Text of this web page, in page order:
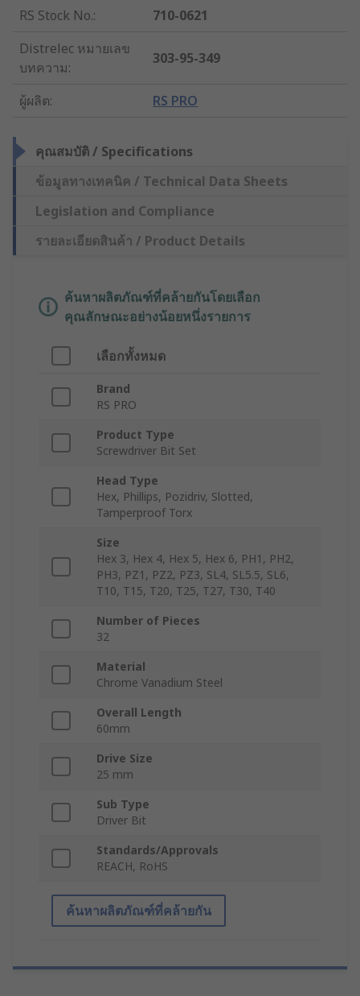
RS Stock No.:
710-0621
Distrelec หมายเลข
บทความ:
303-95-349
ผู้ผลิต: RS PRO
คุณสมบัติ / Specifications
ข้อมูลทางเทคนิค / Technical Data Sheets
Legislation and Compliance
รายละเอียดสินค้า / Product Details
ค้นหาผลิตภัณฑ์ที่คล้ายกันโดยเลือก
คุณลักษณะอย่างน้อยหนึ่งรายการ
เลือกทั้งหมด
Brand
RS PRO
Product Type
Screwdriver Bit Set
Head Type
Hex, Phillips, Pozidriv, Slotted,
Tamperproof Torx
Size
Hex 3, Hex 4, Hex 5, Hex 6, PH1, PH2,
PH3, PZ1, PZ2, PZ3, SL4, SL5.5, SL6,
T10, T15, T20, T25, T27, T30, T40
Number of Pieces
32
Material
Chrome Vanadium Steel
Overall Length
60mm
Drive Size
25 mm
Sub Type
Driver Bit
Standards/Approvals
REACH, RoHS
ค้นหาผลิตภัณฑ์ที่คล้ายกัน